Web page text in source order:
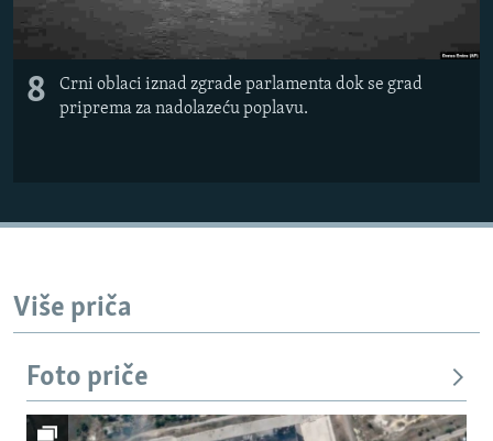
8
Crni oblaci iznad zgrade parlamenta dok se grad
priprema za nadolazeću poplavu.
Više priča
Foto priče